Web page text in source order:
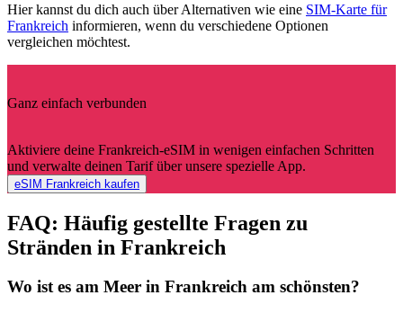
Hier kannst du dich auch über Alternativen wie eine SIM-Karte für
Frankreich informieren, wenn du verschiedene Optionen
vergleichen möchtest.
Ganz einfach verbunden
Aktiviere deine Frankreich-eSIM in wenigen einfachen Schritten
und verwalte deinen Tarif über unsere spezielle App.
eSIM Frankreich kaufen
FAQ: Häufig gestellte Fragen zu
Stränden in Frankreich
Wo ist es am Meer in Frankreich am schönsten?